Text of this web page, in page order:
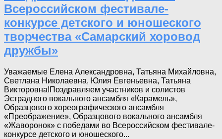
Всероссийском фестивале-
конкурсе детского и юношеского
творчества «Самарский хоровод
дружбы»
Уважаемые Елена Александровна, Татьяна Михайловна,
Светлана Николаевна, Юлия Евгеньевна, Татьяна
Викторовна!Поздравляем участников и солистов
Эстрадного вокального ансамбля «Карамель»,
Образцового хореографического ансамбля
«Преображение», Образцового вокального ансамбля
«Жаворонок» с победами во Всероссийском фестивале-
конкурсе детского и юношеского...